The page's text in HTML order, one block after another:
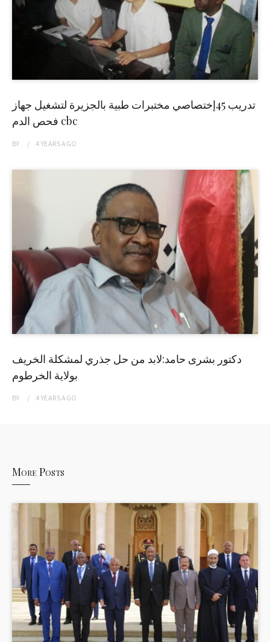
تدريب 45إختصاصي مختبرات طبية بالجزيرة لتشغيل جهاز
فحص الدم cbc
BY 4 YEARSAGO
دكتور بشرى حامد:لابد من حل جذري لمشكلة الخريف
بولاية الخرطوم
BY 4 YEARSAGO
More Posts